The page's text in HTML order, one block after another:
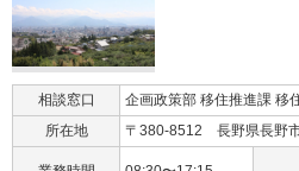
相談窓口
企画政策部 移住推進課 移
所在地
〒380-8512 長野県長野